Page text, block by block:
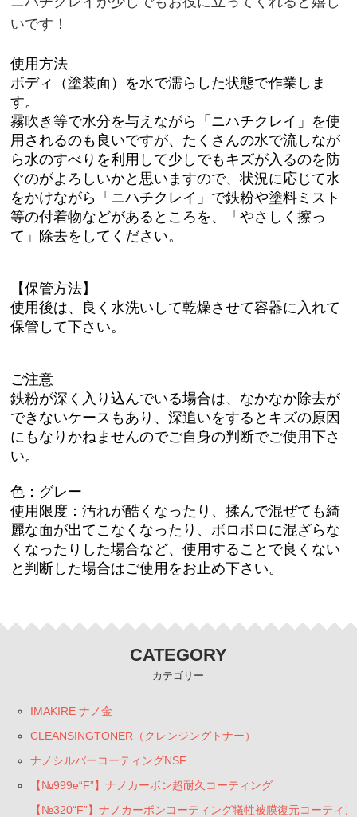
いです！
使用方法
ボディ（塗装面）を水で濡らした状態で作業しま
す。
霧吹き等で水分を与えながら「 ニハチクレイ 」を使
用されるのも良いですが、たくさんの水で流しなが
ら水のすべりを利用して少しでもキズが入るのを防
ぐのがよろしいかと思いますので、状況に応じて水
をかけながら「ニハチクレイ」で鉄粉や塗料ミスト
等の付着物などがあるところを、「やさしく擦っ
て」除去をしてください。
【保管方法】
使用後は、良く水洗いして乾燥させて容器に入れて
保管して下さい。
ご注意
鉄粉が深く入り込んでいる場合は、なかなか除去が
できないケースもあり、深追いをするとキズの原因
にもなりかねませんのでご自身の判断でご使用下さ
い。
色：グレー
使用限度：汚れが酷くなったり、揉んで混ぜても綺
麗な面が出てこなくなったり、ボロボロに混ざらな
くなったりした場合など、使用することで良くない
と判断した場合はご使用をお止め下さい。
CATEGORY
カテゴリー
IMAKIRE ナノ金
CLEANSINGTONER（クレンジングトナー）
ナノシルバーコーティングNSF
【№999e“F”】ナノカーボン超耐久コーティング
【№320“F”】ナノカーボンコーティング犠牲被膜復元コーティン